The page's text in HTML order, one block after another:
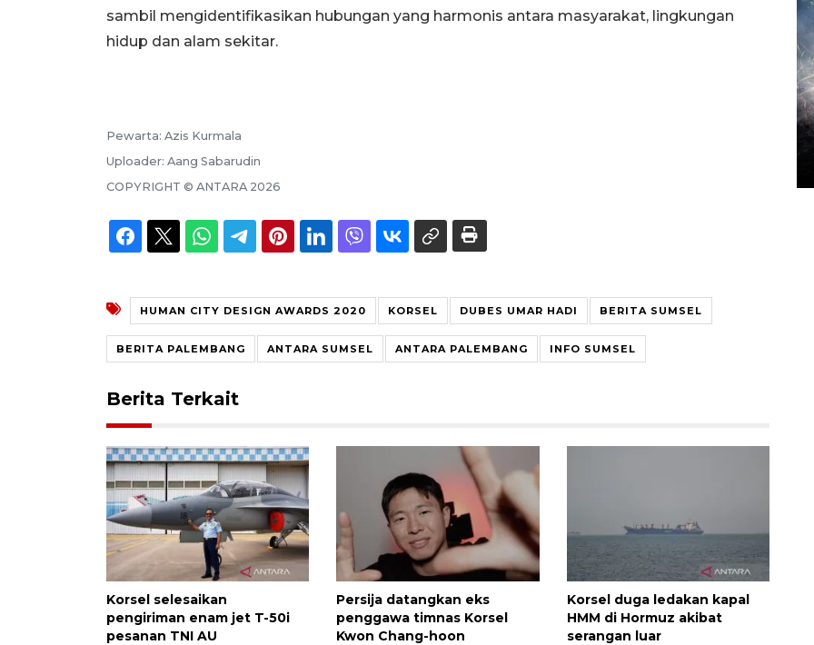
sambil mengidentifikasikan hubungan yang harmonis antara masyarakat, lingkungan
hidup dan alam sekitar.
Pewarta: Azis Kurmala
Uploader: Aang Sabarudin
COPYRIGHT © ANTARA 2026
HUMAN CITY DESIGN AWARDS 2020 KORSEL DUBES UMAR HADI BERITA SUMSEL
BERITA PALEMBANG ANTARA SUMSEL ANTARA PALEMBANG INFO SUMSEL
Berita Terkait
Korsel selesaikan
pengiriman enam jet T-50i
pesanan TNI AU
Persija datangkan eks
penggawa timnas Korsel
Kwon Chang-hoon
Korsel duga ledakan kapal
HMM di Hormuz akibat
serangan luar